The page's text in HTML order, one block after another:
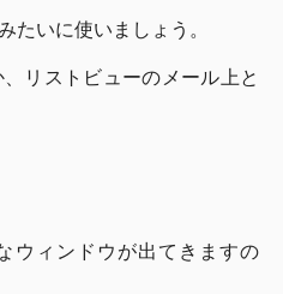
たいに使いましょう。
リストビューのメール上と
ウィンドウが出てきますの